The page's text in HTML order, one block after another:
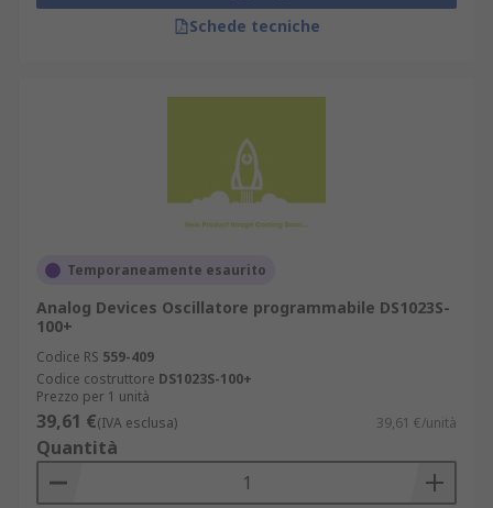
Schede tecniche
Temporaneamente esaurito
Analog Devices Oscillatore programmabile DS1023S-
100+
Codice RS 559-409
Codice costruttore DS1023S-100+
Prezzo per 1 unità
39,61 €(IVA esclusa) 39,61 €/unità
Quantità